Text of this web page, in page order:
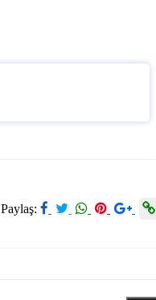
Paylaş: